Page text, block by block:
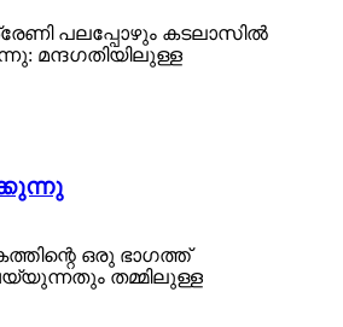
പലപ്പോഴും കടലാസിൽ
മന്ദഗതിയിലുള്ള
ഒരു ഭാഗത്ത്
തമ്മിലുള്ള